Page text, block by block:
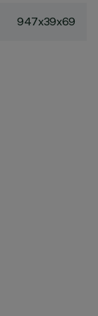
947x39x69